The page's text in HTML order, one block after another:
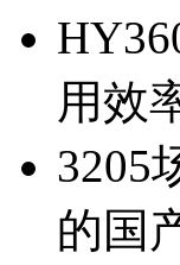
用效
3205
的国